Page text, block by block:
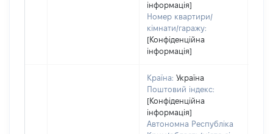
інформація]
Номер квартири/
кімнати/гаражу:
[Конфіденційна
інформація]
Країна: Україна
Поштовий індекс:
[Конфіденційна
інформація]
Автономна Республіка